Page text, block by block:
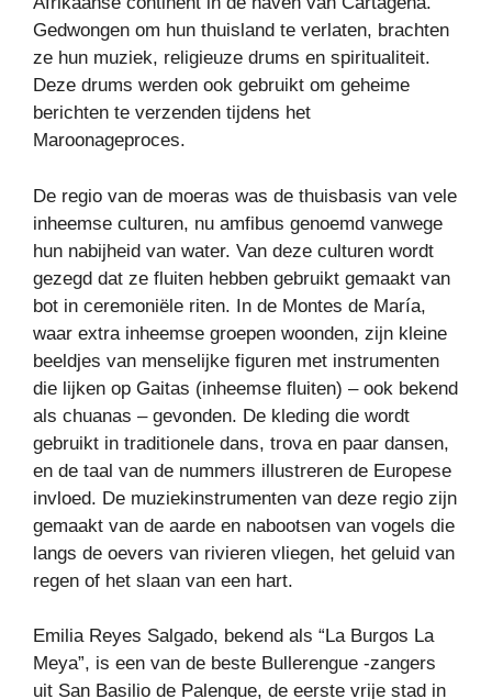
Gedwongen om hun thuisland te verlaten, brachten
ze hun muziek, religieuze drums en spiritualiteit.
Deze drums werden ook gebruikt om geheime
berichten te verzenden tijdens het
Maroonageproces.
De regio van de moeras was de thuisbasis van vele
inheemse culturen, nu amfibus genoemd vanwege
hun nabijheid van water. Van deze culturen wordt
gezegd dat ze fluiten hebben gebruikt gemaakt van
bot in ceremoniële riten. In de Montes de María,
waar extra inheemse groepen woonden, zijn kleine
beeldjes van menselijke figuren met instrumenten
die lijken op Gaitas (inheemse fluiten) – ook bekend
als chuanas – gevonden. De kleding die wordt
gebruikt in traditionele dans, trova en paar dansen,
en de taal van de nummers illustreren de Europese
invloed. De muziekinstrumenten van deze regio zijn
gemaakt van de aarde en nabootsen van vogels die
langs de oevers van rivieren vliegen, het geluid van
regen of het slaan van een hart.
Emilia Reyes Salgado, bekend als “La Burgos La
Meya”, is een van de beste Bullerengue -zangers
uit San Basilio de Palenque, de eerste vrije stad in